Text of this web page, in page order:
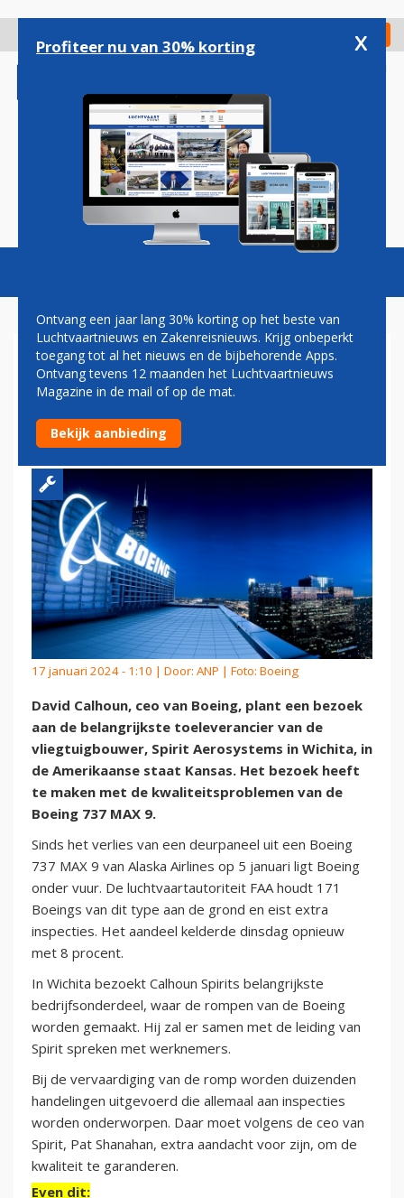
gaan
Check in
Magazine Podcasts Vacatures
BOEING PLANT BEZOEK AAN
BELANGRIJKSTE
LEVERANCIER OM 737-CRISIS
17 januari 2024 - 1:10 | Door: ANP | Foto: Boeing
David Calhoun, ceo van Boeing, plant een bezoek
aan de belangrijkste toeleverancier van de
vliegtuigbouwer, Spirit Aerosystems in Wichita, in
de Amerikaanse staat Kansas. Het bezoek heeft
te maken met de kwaliteitsproblemen van de
Boeing 737 MAX 9.
Sinds het verlies van een deurpaneel uit een Boeing
737 MAX 9 van Alaska Airlines op 5 januari ligt Boeing
onder vuur. De luchtvaartautoriteit FAA houdt 171
Boeings van dit type aan de grond en eist extra
inspecties. Het aandeel kelderde dinsdag opnieuw
met 8 procent.
In Wichita bezoekt Calhoun Spirits belangrijkste
bedrijfsonderdeel, waar de rompen van de Boeing
worden gemaakt. Hij zal er samen met de leiding van
Spirit spreken met werknemers.
Bij de vervaardiging van de romp worden duizenden
handelingen uitgevoerd die allemaal aan inspecties
worden onderworpen. Daar moet volgens de ceo van
Spirit, Pat Shanahan, extra aandacht voor zijn, om de
kwaliteit te garanderen.
Even dit:
Profiteer nu van 30% korting x
Ontvang een jaar lang 30% korting op het beste van
Luchtvaartnieuws en Zakenreisnieuws. Krijg onbeperkt
toegang tot al het nieuws en de bijbehorende Apps.
Ontvang tevens 12 maanden het Luchtvaartnieuws
Magazine in de mail of op de mat.
Bekijk aanbieding